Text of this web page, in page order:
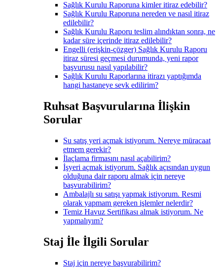
Sağlık Kurulu Raporuna kimler itiraz edebilir?
Sağlık Kurulu Raporuna nereden ve nasıl itiraz
edilebilir?
Sağlık Kurulu Raporu teslim alındıktan sonra, ne
kadar süre içerinde itiraz edilebilir?
Engelli (erişkin-çözger) Sağlık Kurulu Raporu
itiraz süresi geçmesi durumunda, yeni rapor
başvurusu nasıl yapılabilir?
Sağlık Kurulu Raporlarına itirazı yaptığımda
hangi hastaneye sevk edilirim?
Ruhsat Başvurularına İlişkin
Sorular
Su satış yeri açmak istiyorum. Nereye müracaat
etmem gerekir?
İlaçlama firmasını nasıl açabilirim?
İşyeri açmak istiyorum. Sağlık açısından uygun
olduğuna dair raporu almak için nereye
başvurabilirim?
Ambalajlı su satışı yapmak istiyorum. Resmi
olarak yapmam gereken işlemler nelerdir?
Temiz Havuz Sertifikası almak istiyorum. Ne
yapmalıyım?
Staj İle İlgili Sorular
Staj için nereye başvurabilirim?